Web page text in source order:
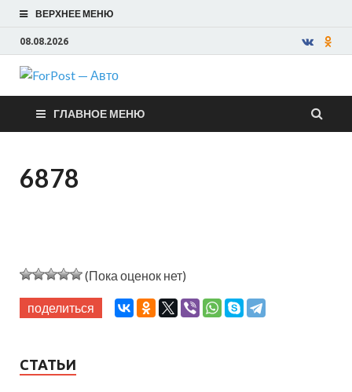
ВЕРХНЕЕ МЕНЮ
08.08.2026
ForPost —
Авто
ГЛАВНОЕ МЕНЮ
6878
(Пока оценок нет)
поделиться
СТАТЬИ